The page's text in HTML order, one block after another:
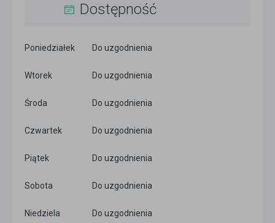
Dostępność
Poniedziałek Do uzgodnienia
Wtorek Do uzgodnienia
Środa Do uzgodnienia
Czwartek Do uzgodnienia
Piątek Do uzgodnienia
Sobota Do uzgodnienia
Niedziela Do uzgodnienia